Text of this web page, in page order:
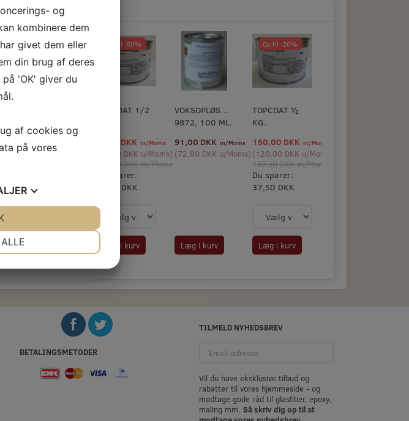
64,50 DKK
(51,60 DKK
Læg i kurv
Op til -50%
GELCOAT 1/2
83,75 DKK m/Moms
67,00 DKK u/Moms)
167,50 DKKm/Moms
Du sparer:
83,75 DKK
Læg i kurv
VOKSOPLØSNING
9872, 100 ML.
91,00 DKK m/Moms
(72,80 DKK u/Moms)
Læg i kurv
Op til -20%
TOPCOAT ½
KG.
150,00 DKK m/Moms
(120,00 DKK u/Moms
187,50 DKKm/Moms
Du sparer:
37,50 DKK
Læg i kurv
BETALINGSMETODER
TILMELD NYHEDSBREV
adresse
Vil du have eksklusive tilbud og
rabatter til vores hjemmeside - og
modtage gode råd til glasfiber, epoxy,
maling mm. Så skriv dig op til at
og
kombinere dem
givet dem eller
din brug af deres
'OK' giver du
af cookies og
på vores